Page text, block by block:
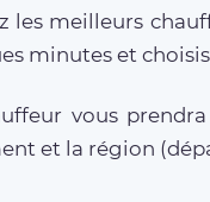
les meilleurs
minutes et
vous
et la région